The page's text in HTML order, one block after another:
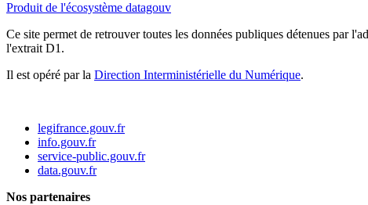
Produit de l'écosystème datagouv
Ce site permet de retrouver toutes les données publiques détenues par
l'extrait D1.
Il est opéré par la Direction Interministérielle du Numérique.
legifrance.gouv.fr
info.gouv.fr
service-public.gouv.fr
data.gouv.fr
Nos partenaires